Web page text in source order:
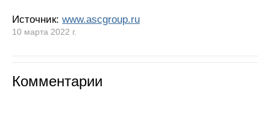
Источник: www.ascgroup.ru
10 марта 2022 г.
Комментарии